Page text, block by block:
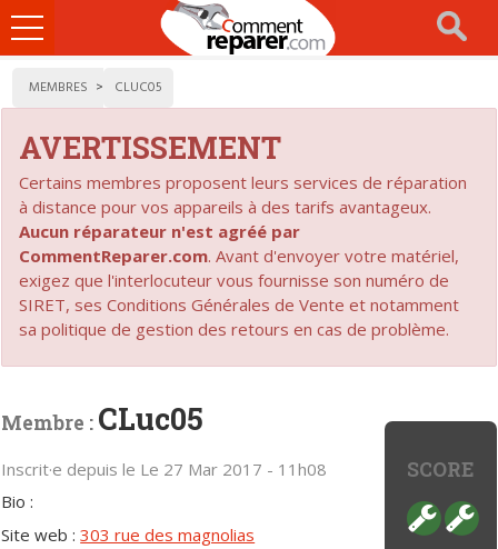
Ouvrir
le
MEMBRES CLUC05
AVERTISSEMENT
Certains membres proposent leurs services de réparation
à distance pour vos appareils à des tarifs avantageux.
Aucun réparateur n'est agréé par
CommentReparer.com. Avant d'envoyer votre matériel,
exigez que l'interlocuteur vous fournisse son numéro de
SIRET, ses Conditions Générales de Vente et notamment
sa politique de gestion des retours en cas de problème.
SCORE
Membre : CLuc05
Inscrit·e depuis le Le 27 Mar 2017 - 11h08
Bio :
Site web :303 rue des magnolias